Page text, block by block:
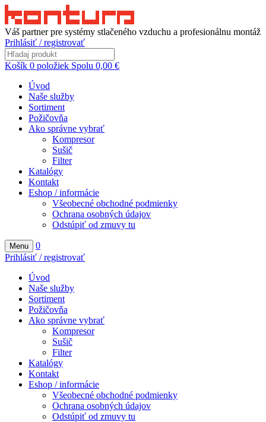
Váš partner pre systémy stlačeného vzduchu a profesionálnu montáž
Prihlásiť / registrovať
Košík 0 položiek Spolu 0,00 €
Úvod
Naše služby
Sortiment
Požičovňa
Ako správne vybrať
Kompresor
Sušič
Filter
Katalógy
Kontakt
Eshop / informácie
Všeobecné obchodné podmienky
Ochrana osobných údajov
Odstúpiť od zmuvy tu
Menu
0
Prihlásiť / registrovať
Úvod
Naše služby
Sortiment
Požičovňa
Ako správne vybrať
Kompresor
Sušič
Filter
Katalógy
Kontakt
Eshop / informácie
Všeobecné obchodné podmienky
Ochrana osobných údajov
Odstúpiť od zmuvy tu